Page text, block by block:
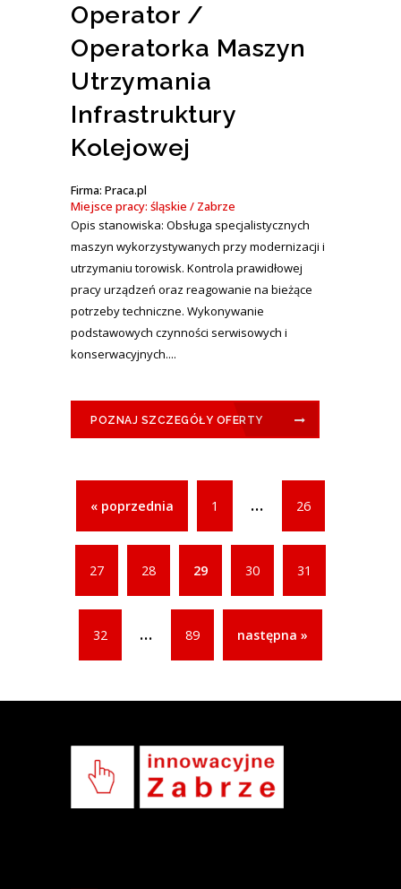
Operator /
Operatorka Maszyn
Utrzymania
Infrastruktury
Kolejowej
Firma: Praca.pl
Miejsce pracy: śląskie / Zabrze
Opis stanowiska: Obsługa specjalistycznych
maszyn wykorzystywanych przy modernizacji i
utrzymaniu torowisk. Kontrola prawidłowej
pracy urządzeń oraz reagowanie na bieżące
potrzeby techniczne. Wykonywanie
podstawowych czynności serwisowych i
konserwacyjnych....
POZNAJ SZCZEGÓŁY OFERTY
« poprzednia 1 ... 26
27 28 29 30 31
32 ... 89 następna »